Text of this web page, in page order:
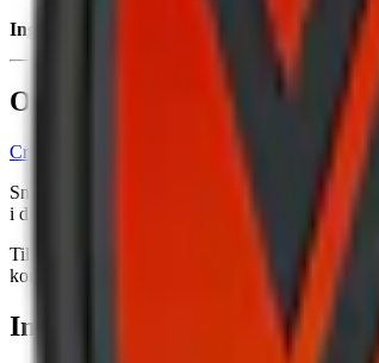
Ingredienser: växtfiber, salt, vatten, tillsatser
Om Cream Mango Man Fresh
Cream
Snuset kommer i slim-format med normal
i den mildare kategorin.
Tillverkad av det svenska företaget C.r.e.a.m
kombinera mild nikotinstyrka med en tropisk
Information om varumärket